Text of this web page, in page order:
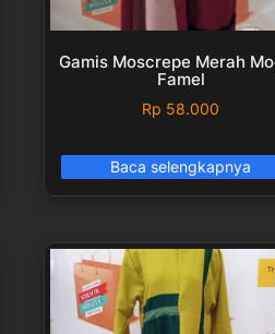
Gamis Moscrepe Merah
Famel
Rp 58.000
Baca selengkapnya